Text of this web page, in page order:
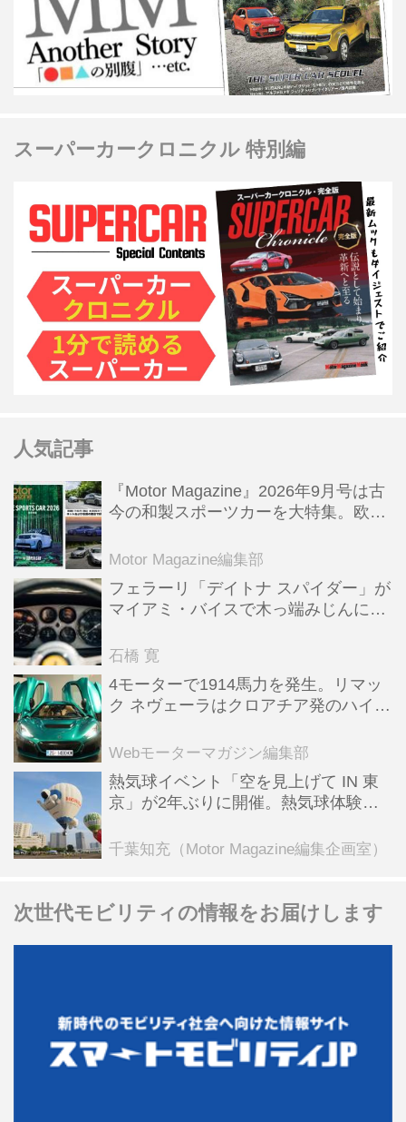
スーパーカークロニクル 特別編
人気記事
『Motor Magazine』2026年9月号は古
今の和製スポーツカーを大特集。欧州
Motor Magazine編集部
フェラーリ「デイトナ スパイダー」が
マイアミ・バイスで木っ端みじんにな
石橋 寛
4モーターで1914馬力を発生。リマッ
ク ネヴェーラはクロアチア発のハイパ
全版／115】
Webモーターマガジン編集部
熱気球イベント「空を見上げて IN 東
京」が2年ぶりに開催。熱気球体験搭
ンテンツも
千葉知充（Motor Magazine編集企画室）
次世代モビリティの情報をお届けします